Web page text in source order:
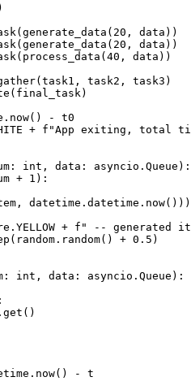
data))
data))
data))
task2, task3)
- t0
+ f"App exiting, total
int, data: asyncio.Queue):
+ 1):
datetime.datetime.now()))
+ f" -- generated
+ 0.5)
int, data: asyncio.Queue):
- t